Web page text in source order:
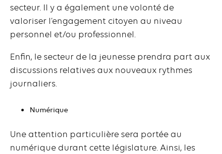
secteur. Il y a également une volonté de
valoriser l’engagement citoyen au niveau
personnel et/ou professionnel.
Enfin, le secteur de la jeunesse prendra part aux
discussions relatives aux nouveaux rythmes
journaliers.
Numérique
Une attention particulière sera portée au
numérique durant cette législature. Ainsi, les